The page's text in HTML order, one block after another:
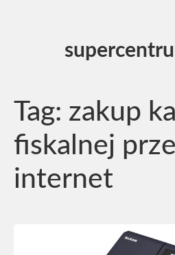
Tag: zakup
fiskalnej
internet